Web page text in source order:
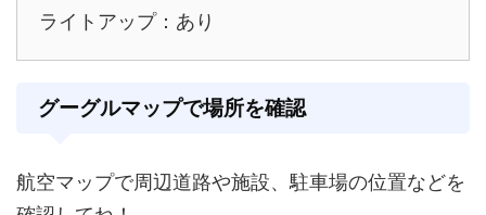
ライトアップ：あり
グーグルマップで場所を確認
航空マップで周辺道路や施設、駐車場の位置などを